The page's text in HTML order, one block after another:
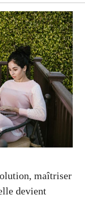
maîtriser
devient